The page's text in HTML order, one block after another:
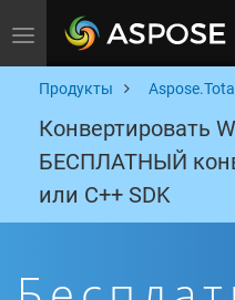
Toggle navigation
Продукты Aspose.Total
Конвертировать
БЕСПЛАТНЫЙ
или C++ SDK